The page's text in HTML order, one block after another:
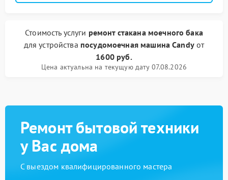
Стоимость услуги ремонт стакана моечного бака
для устройства посудомоечная машина Candyот
1600 руб.
Цена актуальна на текущую дату 07.08.2026
Ремонт бытовой техники
у Вас дома
С выездом квалифицированного мастера